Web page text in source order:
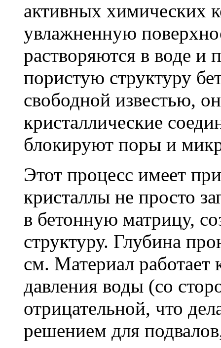
активных химических
увлажненную
растворяются в воде и
пористую структуру
свободной известью,
кристаллические
блокируют поры и
Этот процесс имеет
кристаллы не просто
в бетонную матрицу,
структуру. Глубина
см. Материал работает
давления воды (со
отрицательной, что
решением для